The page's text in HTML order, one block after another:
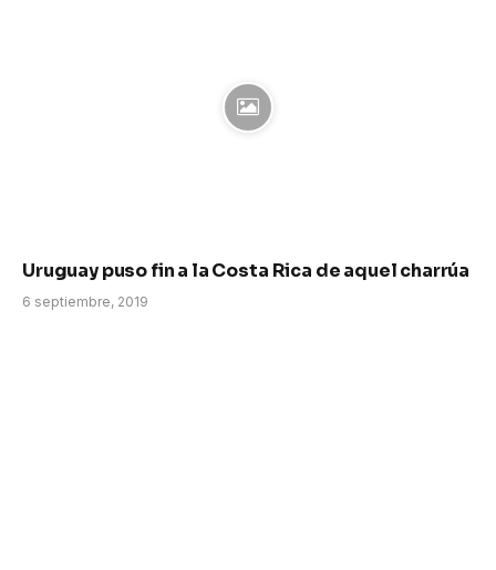
Uruguay puso fin a la Costa Rica de aquel charrúa
6 septiembre, 2019